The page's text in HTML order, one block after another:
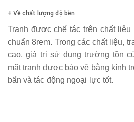
+ Về chất lượng độ bền
Tranh được chế tác trên chất
chuẩn 8rem. Trong các chất liệu,
cao, giá trị sử dụng trường tồn
mặt tranh được bảo vệ bằng kính
bẩn và tác động ngoại lực tốt.